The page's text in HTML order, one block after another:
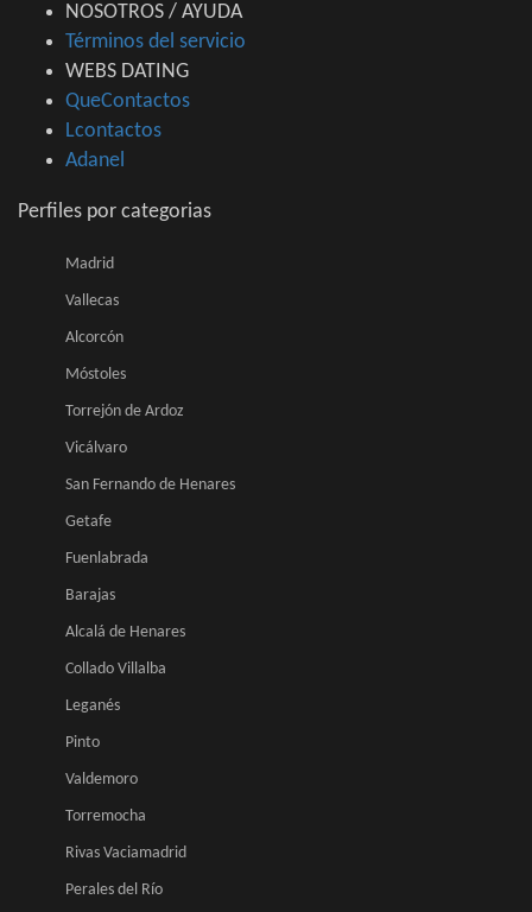
NOSOTROS / AYUDA
Términos del servicio
WEBS DATING
QueContactos
Lcontactos
Adanel
Perfiles por categorias
Madrid
Vallecas
Alcorcón
Móstoles
Torrejón de Ardoz
Vicálvaro
San Fernando de Henares
Getafe
Fuenlabrada
Barajas
Alcalá de Henares
Collado Villalba
Leganés
Pinto
Valdemoro
Torremocha
Rivas Vaciamadrid
Perales del Río